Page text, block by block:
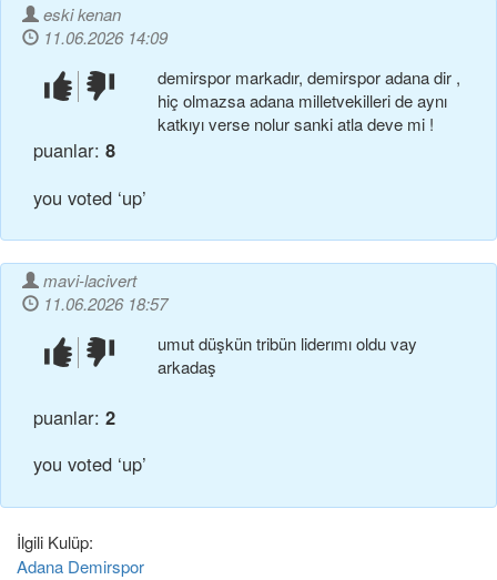
eski kenan
11.06.2026 14:09
beğendim!beğenmedim!
puanlar: 8
you voted ‘up’
demirspor markadır, demirspor adana dir ,
hiç olmazsa adana milletvekilleri de aynı
katkıyı verse nolur sanki atla deve mi !
mavi-lacivert
11.06.2026 18:57
beğendim!beğenmedim!
puanlar: 2
you voted ‘up’
umut düşkün tribün liderımı oldu vay
arkadaş
İlgili Kulüp:
Adana Demirspor